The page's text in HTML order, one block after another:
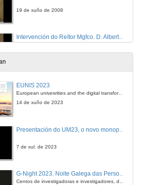
19 de xuño de 2008
Intervención do Reítor Mgfco. D. Alberto Gago
19 de xuño de 2008
EUNIS 2023
European univesrities and the digital transformation: challenges and opportunities ahead
14 de xuño de 2023
7 de xul. de 2023
G-Night 2023. Noite Galega das Persoas Investigadoras. Conciencias creativas